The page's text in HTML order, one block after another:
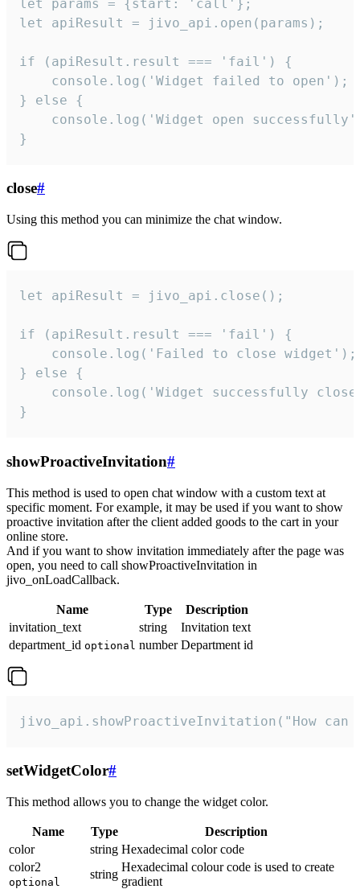
let params = {start: 'call'};
let apiResult = jivo_api.open(params);
if (apiResult.result === 'fail') {
    console.log('Widget failed to open');
} else {
console.log('Widget open
}
close#
Using this method you can minimize the chat window.
let apiResult = jivo_api.close();
if (apiResult.result === 'fail') {
    console.log('Failed to close widget');
} else {
console.log('Widget successfully
}
showProactiveInvitation#
This method is used to open chat window with a custom text at
specific moment. For example, it may be used if you want to show
proactive invitation after the client added goods to the cart in your
online store.
And if you want to show invitation immediately after the page was
open, you need to call showProactiveInvitation in
jivo_onLoadCallback.
Name Type
Description
invitation_text
string
Invitation text
department_id optional number Department id
jivo_api.showProactiveInvitation("How
setWidgetColor#
This method allows you to change the widget color.
Name Type
Description
color
string Hexadecimal color code
color2
optional
string
Hexadecimal colour code is used to create
gradient